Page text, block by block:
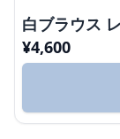
白ブラウス
¥4,600